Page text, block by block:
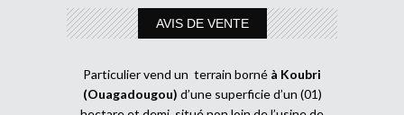
AVIS DE VENTE
Particulier vend un terrain borné à Koubri
(Ouagadougou) d’une superficie d’un (01)